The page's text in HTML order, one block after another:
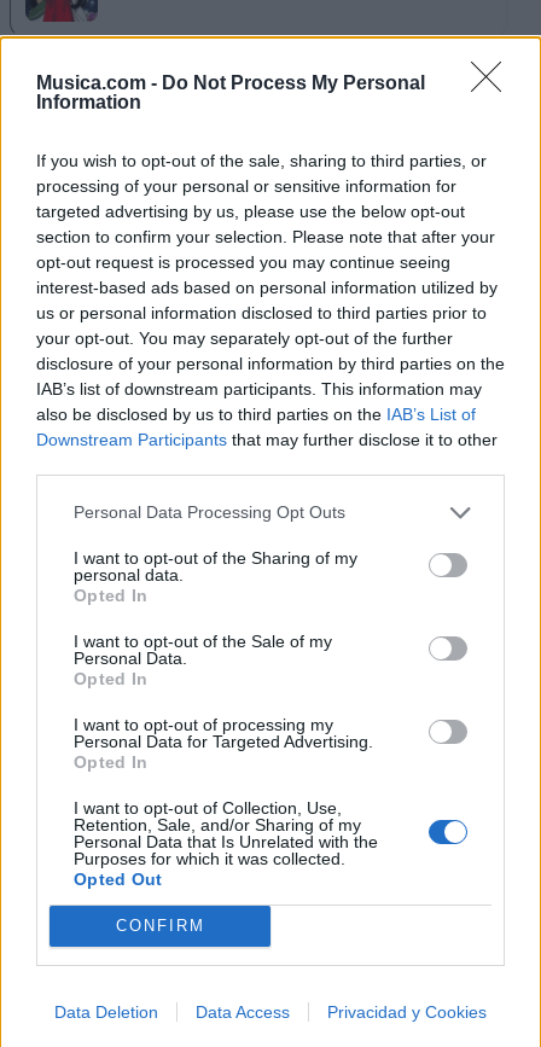
Musica.com - Do Not Process My Personal
Information
If you wish to opt-out of the sale, sharing to third parties, or
processing of your personal or sensitive information for
targeted advertising by us, please use the below opt-out
section to confirm your selection. Please note that after your
opt-out request is processed you may continue seeing
interest-based ads based on personal information utilized by
us or personal information disclosed to third parties prior to
your opt-out. You may separately opt-out of the further
disclosure of your personal information by third parties on the
IAB’s list of downstream participants. This information may
also be disclosed by us to third parties on the IAB’s List of
Downstream Participants that may further disclose it to other
Personal Data Processing Opt Outs
I want to opt-out of the Sharing of my
personal data.
Opted In
I want to opt-out of the Sale of my
Personal Data.
Opted In
I want to opt-out of processing my
Personal Data for Targeted Advertising.
Opted In
I want to opt-out of Collection, Use,
Retention, Sale, and/or Sharing of my
Personal Data that Is Unrelated with the
Purposes for which it was collected.
Opted Out
CONFIRM
Data Deletion Data Access Privacidad y Cookies
Naruto
Lady Gaga
Animé
Kelly Clarkson
Chayanne
Comentar Letra
Comenta o pregunta lo que desees sobre Sakura
Card Captors o 'Yo te atrapo, tu me atrapas'